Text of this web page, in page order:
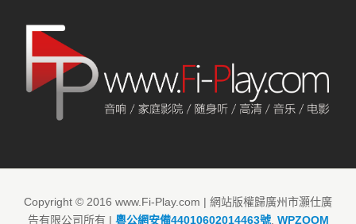
Copyright © 2016 www.Fi-Play.com | 網站版權歸廣州市灝仕廣
告有限公司所有 | 粵公網安備44010602014463號. WPZOOM